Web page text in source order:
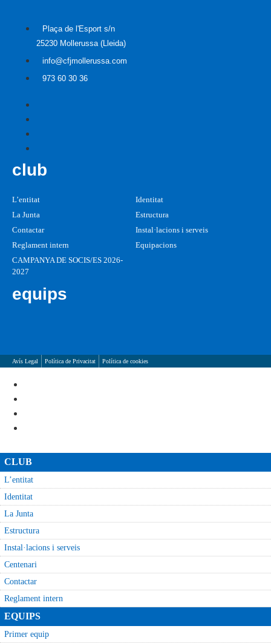
Plaça de l'Esport s/n
25230 Mollerussa (Lleida)
info@cfjmollerussa.com
973 60 30 36
club
L’entitat
Identitat
La Junta
Estructura
Contactar
Instal·lacions i serveis
Reglament intern
Equipacions
CAMPANYA DE SOCIS/ES 2026-
2027
equips
Avís Legal Política de Privacitat Política de cookies
CLUB
L’entitat
Identitat
La Junta
Estructura
Instal·lacions i serveis
Centenari
Contactar
Reglament intern
EQUIPS
Primer equip